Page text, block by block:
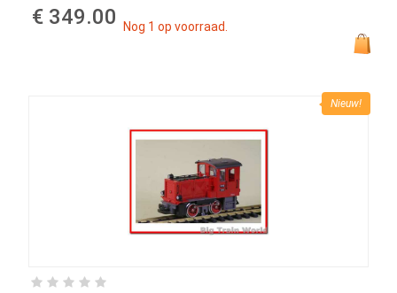
€ 349.00 Nog 1 op voorraad.
Nieuw!